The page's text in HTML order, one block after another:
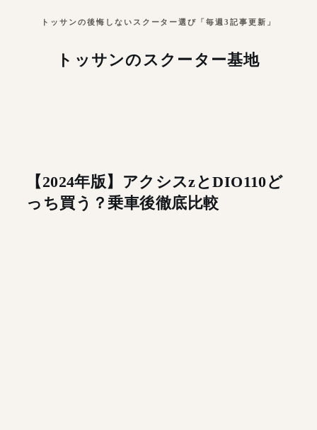
トッサンの後悔しないスクーター選び「毎週3記事更新」
トッサンのスクーター基地
【2024年版】アクシスzとDIO110ど
っち買う？乗車後徹底比較